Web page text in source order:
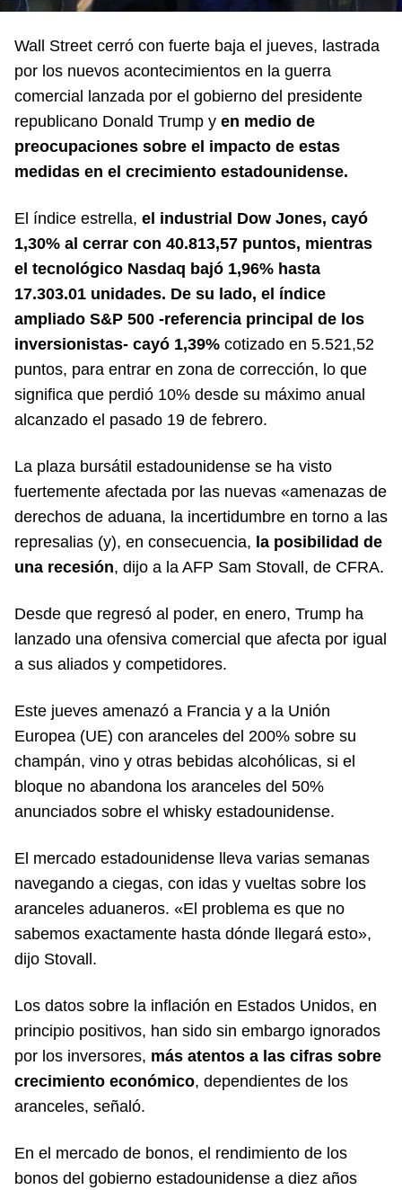
Wall Street cerró con fuerte baja el jueves, lastrada
por los nuevos acontecimientos en la guerra
comercial lanzada por el gobierno del presidente
republicano Donald Trump y en medio de
preocupaciones sobre el impacto de estas
medidas en el crecimiento estadounidense.
El índice estrella, el industrial Dow Jones, cayó
1,30% al cerrar con 40.813,57 puntos, mientras
el tecnológico Nasdaq bajó 1,96% hasta
17.303.01 unidades. De su lado, el índice
ampliado S&P 500 -referencia principal de los
inversionistas- cayó 1,39% cotizado en 5.521,52
puntos, para entrar en zona de corrección, lo que
significa que perdió 10% desde su máximo anual
alcanzado el pasado 19 de febrero.
La plaza bursátil estadounidense se ha visto
fuertemente afectada por las nuevas «amenazas de
derechos de aduana, la incertidumbre en torno a las
represalias (y), en consecuencia, la posibilidad de
una recesión, dijo a la AFP Sam Stovall, de CFRA.
Desde que regresó al poder, en enero, Trump ha
lanzado una ofensiva comercial que afecta por igual
a sus aliados y competidores.
Este jueves amenazó a Francia y a la Unión
Europea (UE) con aranceles del 200% sobre su
champán, vino y otras bebidas alcohólicas, si el
bloque no abandona los aranceles del 50%
anunciados sobre el whisky estadounidense.
El mercado estadounidense lleva varias semanas
navegando a ciegas, con idas y vueltas sobre los
aranceles aduaneros. «El problema es que no
sabemos exactamente hasta dónde llegará esto»,
dijo Stovall.
Los datos sobre la inflación en Estados Unidos, en
principio positivos, han sido sin embargo ignorados
por los inversores, más atentos a las cifras sobre
crecimiento económico, dependientes de los
aranceles, señaló.
En el mercado de bonos, el rendimiento de los
bonos del gobierno estadounidense a diez años